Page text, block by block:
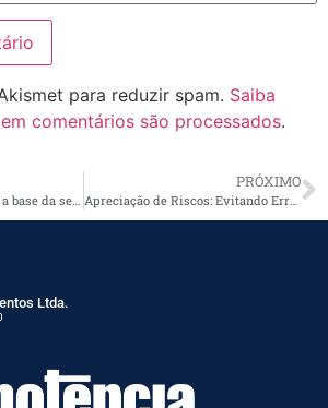
para reduzir spam. Saiba
comentários são processados.
Proteção contra surtos: a base da segurança e conectividade nas “novas” residências
PRÓXIMO
Apreciação de Riscos: Evitando Erros Comuns e Garantindo a Segurança de Máquinas
Ltda.